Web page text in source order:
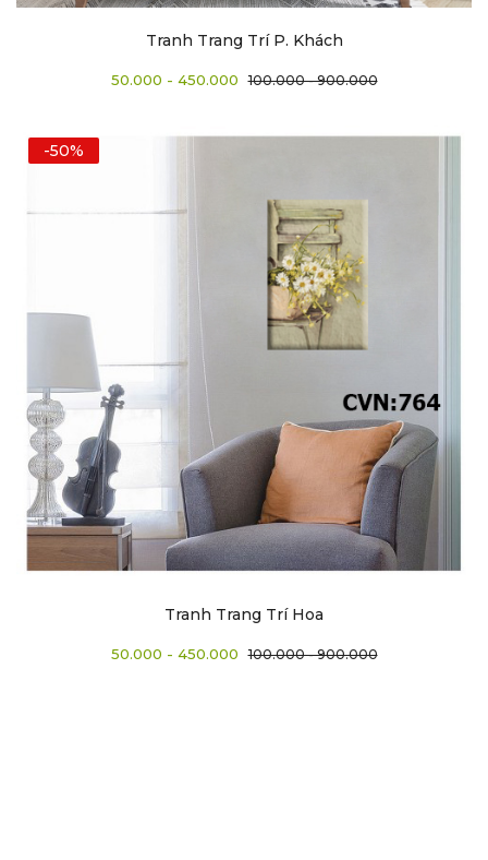
Tranh Trang Trí P. Khách
50.000 - 450.000 100.000 - 900.000
-50%
Tranh Trang Trí Hoa
50.000 - 450.000 100.000 - 900.000